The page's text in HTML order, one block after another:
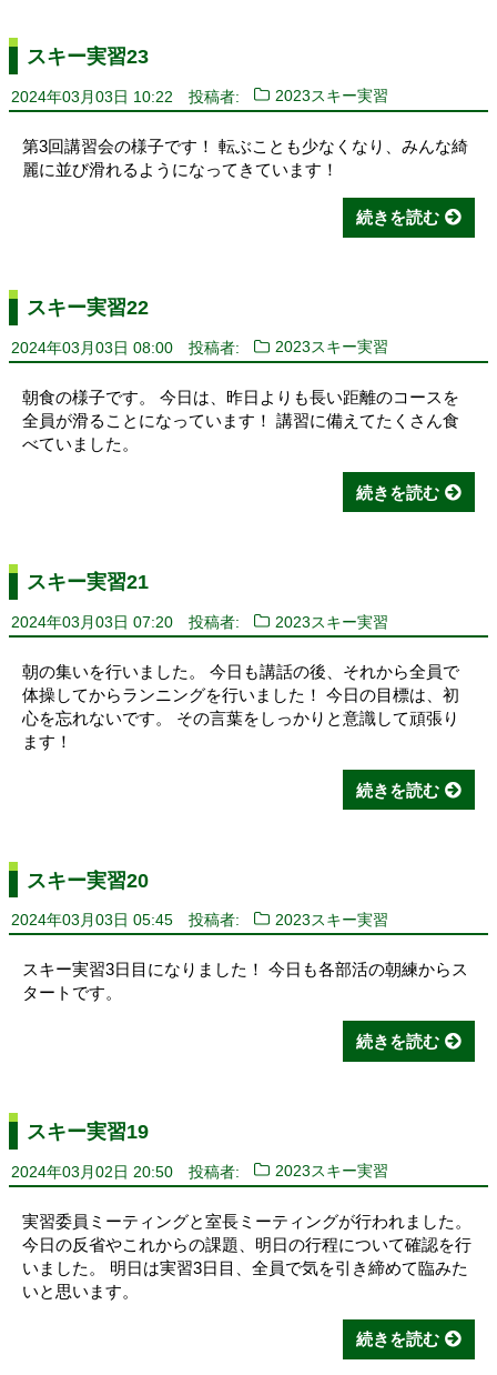
スキー実習23
2024年03月03日 10:22 投稿者: 2023スキー実習
第3回講習会の様子です！ 転ぶことも少なくなり、みんな綺
麗に並び滑れるようになってきています！
続きを読む
スキー実習22
2024年03月03日 08:00 投稿者: 2023スキー実習
朝食の様子です。 今日は、昨日よりも長い距離のコースを
全員が滑ることになっています！ 講習に備えてたくさん食
べていました。
続きを読む
スキー実習21
2024年03月03日 07:20 投稿者: 2023スキー実習
朝の集いを行いました。 今日も講話の後、それから全員で
体操してからランニングを行いました！ 今日の目標は、初
心を忘れないです。 その言葉をしっかりと意識して頑張り
ます！
続きを読む
スキー実習20
2024年03月03日 05:45 投稿者: 2023スキー実習
スキー実習3日目になりました！ 今日も各部活の朝練からス
タートです。
続きを読む
スキー実習19
2024年03月02日 20:50 投稿者: 2023スキー実習
実習委員ミーティングと室長ミーティングが行われました。
今日の反省やこれからの課題、明日の行程について確認を行
いました。 明日は実習3日目、全員で気を引き締めて臨みた
いと思います。
続きを読む